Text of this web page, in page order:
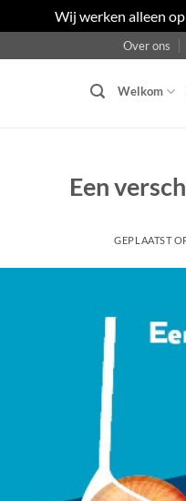
Wij werken alleen
Over ons
Welkom
Een
GEPLAATST